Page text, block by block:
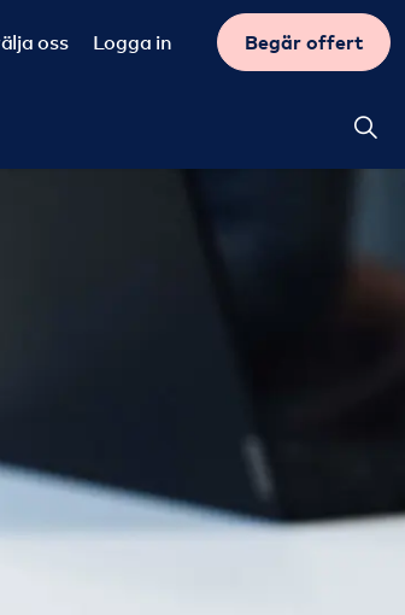
oss Logga in Begär offert